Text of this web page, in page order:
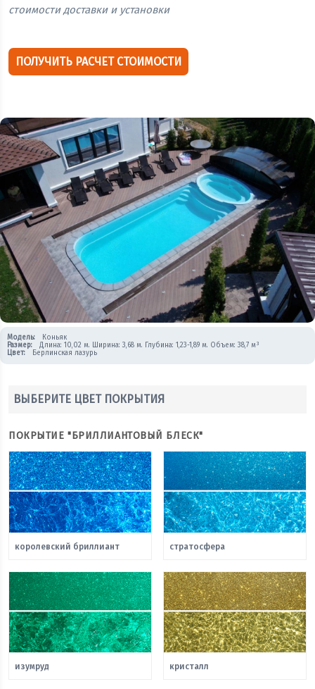
стоимости доставки и установки
ПОЛУЧИТЬ РАСЧЕТ СТОИМОСТИ
Модель:
Коньяк
Размер:
Длина: 10,02 м. Ширина: 3,68 м. Глубина: 1,23-1,89 м. Объем: 38,7 м³
Цвет:
Берлинская лазурь
ВЫБЕРИТЕ ЦВЕТ ПОКРЫТИЯ
ПОКРЫТИЕ "БРИЛЛИАНТОВЫЙ БЛЕСК"
королевский бриллиант стратосфера
изумруд кристалл